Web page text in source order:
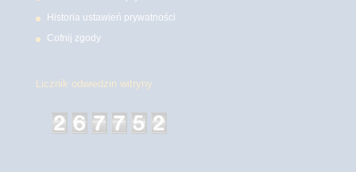
Historia ustawień prywatności
Cofnij zgody
Licznik odwiedzin witryny